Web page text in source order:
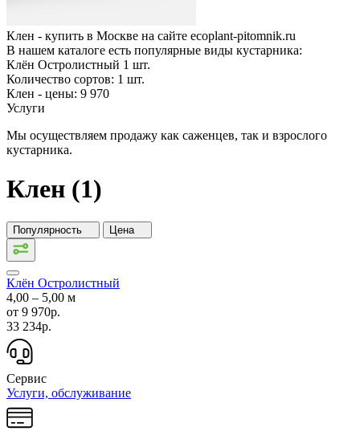
Клен - купить в Москве на сайте ecoplant-pitomnik.ru
В нашем каталоге есть популярные виды кустарника:
Клён Остролистный 1 шт.
Количество сортов: 1 шт.
Клен - цены: 9 970
Услуги
Мы осуществляем продажу как саженцев, так и взрослого
кустарника.
Клен (1)
Популярность Цена
Клён Остролистный
4,00 ‒ 5,00 м
от 9 970р.
33 234р.
Сервис
Услуги, обслуживание